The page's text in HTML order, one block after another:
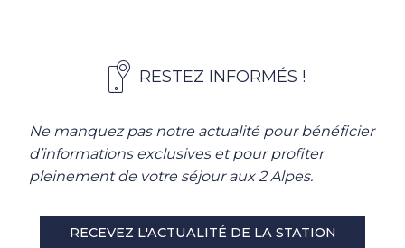
RESTEZ INFORMÉS !
Ne manquez pas notre actualité pour bénéficier
d’informations exclusives et pour profiter
pleinement de votre séjour aux 2 Alpes.
RECEVEZ L'ACTUALITÉ DE LA STATION